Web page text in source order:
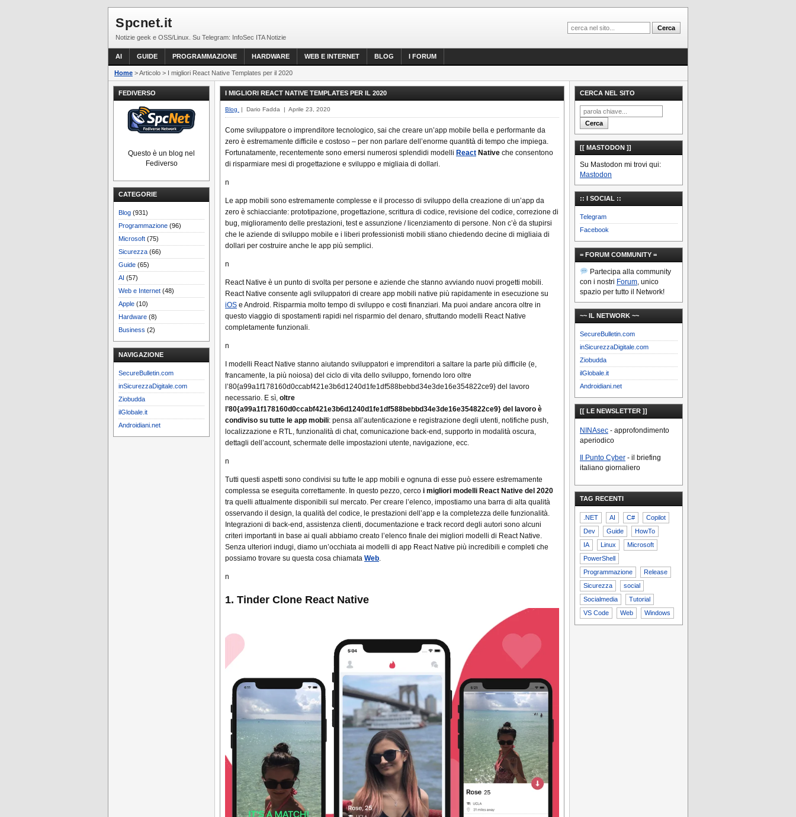
Spcnet.it
Notizie geek e OSS/Linux. Su Telegram: InfoSec ITA Notizie
AI GUIDE PROGRAMMAZIONE HARDWARE WEB E INTERNET BLOG I FORUM
Home > Articolo > I migliori React Native Templates per il 2020
FEDIVERSO
Questo è un blog nel
Fediverso
CATEGORIE
Blog (931)
Programmazione (96)
Microsoft (75)
Sicurezza (66)
Guide (65)
AI (57)
Web e Internet (48)
Apple (10)
Hardware (8)
Business (2)
NAVIGAZIONE
SecureBulletin.com
inSicurezzaDigitale.com
Ziobudda
ilGlobale.it
Androidiani.net
I MIGLIORI REACT NATIVE TEMPLATES PER IL 2020
Blog | Dario Fadda | Aprile 23, 2020
Come sviluppatore o imprenditore tecnologico, sai che creare un’app mobile bella e performante da
zero è estremamente difficile e costoso – per non parlare dell’enorme quantità di tempo che impiega.
Fortunatamente, recentemente sono emersi numerosi splendidi modelli React Native che consentono
di risparmiare mesi di progettazione e sviluppo e migliaia di dollari.
n
Le app mobili sono estremamente complesse e il processo di sviluppo della creazione di un’app da
zero è schiacciante: prototipazione, progettazione, scrittura di codice, revisione del codice, correzione di
bug, miglioramento delle prestazioni, test e assunzione / licenziamento di persone. Non c’è da stupirsi
che le aziende di sviluppo mobile e i liberi professionisti mobili stiano chiedendo decine di migliaia di
dollari per costruire anche le app più semplici.
n
React Native è un punto di svolta per persone e aziende che stanno avviando nuovi progetti mobili.
React Native consente agli sviluppatori di creare app mobili native più rapidamente in esecuzione su
iOS e Android. Risparmia molto tempo di sviluppo e costi finanziari. Ma puoi andare ancora oltre in
questo viaggio di spostamenti rapidi nel risparmio del denaro, sfruttando modelli React Native
completamente funzionali.
n
I modelli React Native stanno aiutando sviluppatori e imprenditori a saltare la parte più difficile (e,
francamente, la più noiosa) del ciclo di vita dello sviluppo, fornendo loro oltre
l’80{a99a1f178160d0ccabf421e3b6d1240d1fe1df588bebbd34e3de16e354822ce9} del lavoro
necessario. E sì, oltre
l’80{a99a1f178160d0ccabf421e3b6d1240d1fe1df588bebbd34e3de16e354822ce9} del lavoro è
condiviso su tutte le app mobili: pensa all’autenticazione e registrazione degli utenti, notifiche push,
localizzazione e RTL, funzionalità di chat, comunicazione back-end, supporto in modalità oscura,
dettagli dell’account, schermate delle impostazioni utente, navigazione, ecc.
n
Tutti questi aspetti sono condivisi su tutte le app mobili e ognuna di esse può essere estremamente
complessa se eseguita correttamente. In questo pezzo, cerco i migliori modelli React Native del 2020
tra quelli attualmente disponibili sul mercato. Per creare l’elenco, impostiamo una barra di alta qualità
osservando il design, la qualità del codice, le prestazioni dell’app e la completezza delle funzionalità.
Integrazioni di back-end, assistenza clienti, documentazione e track record degli autori sono alcuni
criteri importanti in base ai quali abbiamo creato l’elenco finale dei migliori modelli di React Native.
Senza ulteriori indugi, diamo un’occhiata ai modelli di app React Native più incredibili e completi che
possiamo trovare su questa cosa chiamata Web.
n
1. Tinder Clone React Native
CERCA NEL SITO
[[ MASTODON ]]
Su Mastodon mi trovi qui:
Mastodon
:: I SOCIAL ::
Telegram
Facebook
= FORUM COMMUNITY =
Partecipa alla community
con i nostri Forum, unico
spazio per tutto il Network!
~~ IL NETWORK ~~
SecureBulletin.com
inSicurezzaDigitale.com
Ziobudda
ilGlobale.it
Androidiani.net
[[ LE NEWSLETTER ]]
NINAsec - approfondimento
aperiodico
Il Punto Cyber - il briefing
italiano giornaliero
TAG RECENTI
.NET AI C#
Copilot
Dev
Guide
HowTo
IA
Linux
Microsoft
PowerShell
Programmazione
Release
Sicurezza
social
Socialmedia
Tutorial
VS Code
Web Windows